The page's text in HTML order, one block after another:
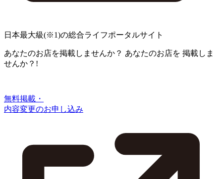
日本最大級(※1)の総合ライフポータルサイト
あなたのお店を掲載しませんか？ あなたのお店を 掲載しま
せんか？!
無料掲載・
内容変更のお申し込み